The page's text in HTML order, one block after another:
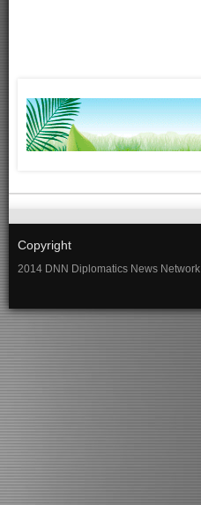
Copyright
2014 DNN Diplomatics News Network